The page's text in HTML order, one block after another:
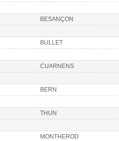
BESANÇON
BULLET
CUARNENS
BERN
THUN
MONTHEROD